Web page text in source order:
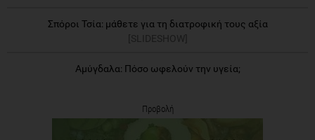
Σπόροι Τσία: μάθετε για τη διατροφική τους αξία
[SLIDESHOW]
Αμύγδαλα: Πόσο ωφελούν την υγεία;
Προβολή